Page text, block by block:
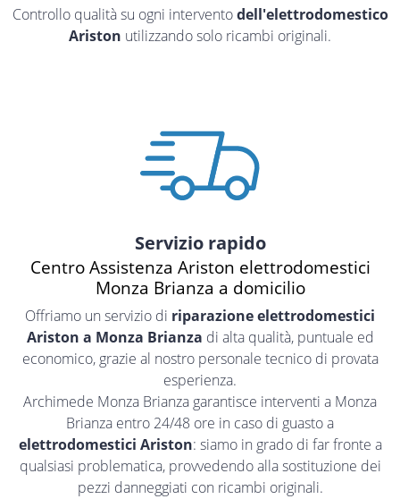
Controllo qualità su ogni interventodell'elettrodomestico
Ariston utilizzando solo ricambi originali.
Servizio rapido
Centro Assistenza Ariston elettrodomestici
Monza Brianza a domicilio
Offriamo un servizio di riparazione elettrodomestici
Ariston a Monza Brianza di alta qualità, puntuale ed
economico, grazie al nostro personale tecnico di provata
esperienza.
Archimede Monza Brianza garantisce interventi a Monza
Brianza entro 24/48 ore in caso di guasto a
elettrodomestici Ariston: siamo in grado di far fronte a
qualsiasi problematica, provvedendo alla sostituzione dei
pezzi danneggiati con ricambi originali.